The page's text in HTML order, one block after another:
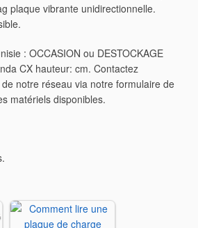
plaque vibrante unidirectionnelle.
: OCCASION ou DESTOCKAGE
CX hauteur: cm. Contactez
notre réseau via notre formulaire de
matériels disponibles.